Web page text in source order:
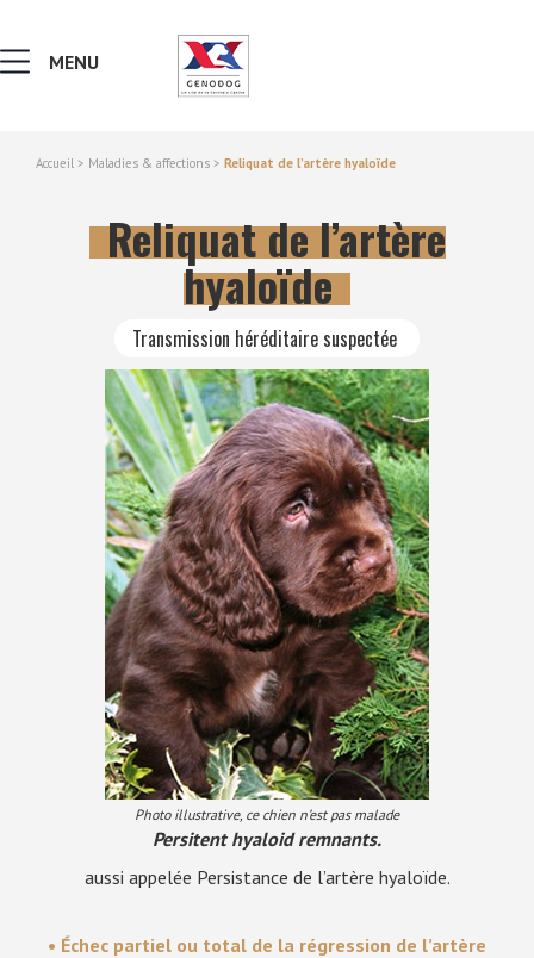
NOTIONS DE GÉNÉTIQUE
RECHERCHER UNE RACE
LEXIQUE
VERS LE SITE SCC.ASSO.FR
MENU
Accueil > Maladies & affections > Reliquat de l’artère hyaloïde
Reliquat de l’artère
hyaloïde
Transmission héréditaire suspectée
Photo illustrative, ce chien n’est pas malade
Persitent hyaloid remnants.
aussi appelée Persistance de l’artère hyaloïde.
• Échec partiel ou total de la régression de l’artère